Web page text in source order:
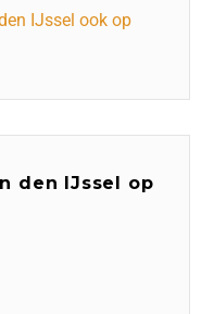
IJssel ook op
den IJssel op